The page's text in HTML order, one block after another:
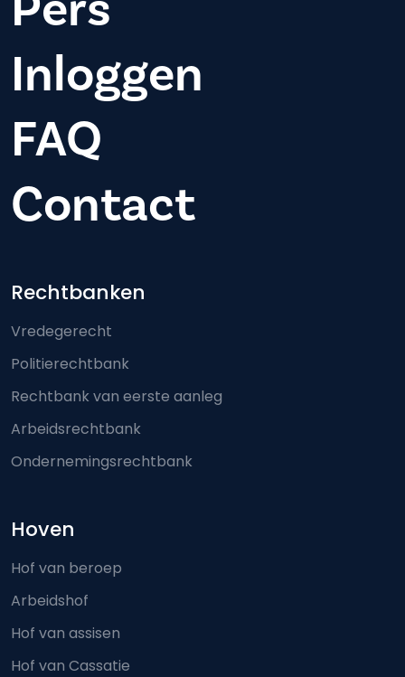
Inloggen
FAQ
Contact
Footer-menu
Rechtbanken
Vredegerecht
Politierechtbank
Rechtbank van eerste aanleg
Arbeidsrechtbank
Ondernemingsrechtbank
Hoven
Hof van beroep
Arbeidshof
Hof van assisen
Hof van Cassatie